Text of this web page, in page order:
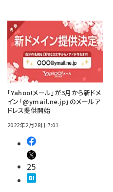
「Yahoo!メール」が3月から新ドメ
イン「@ymail.ne.jp」のメールア
ドレス提供開始
2022年2月28日 7:01
25